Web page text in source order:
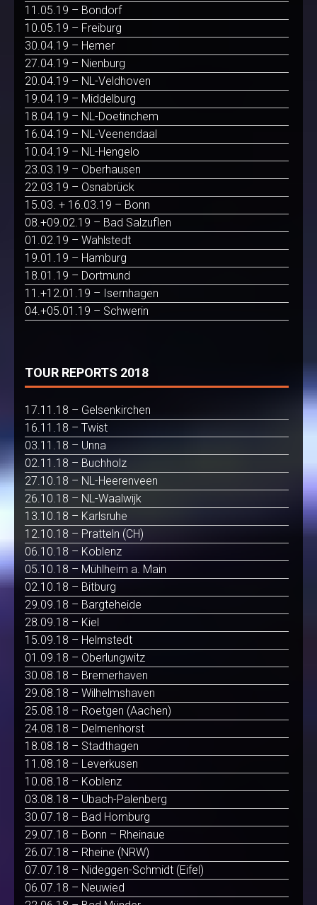
11.05.19 – Bondorf
10.05.19 – Freiburg
30.04.19 – Hemer
27.04.19 – Nienburg
20.04.19 – NL-Veldhoven
19.04.19 – Middelburg
18.04.19 – NL-Doetinchem
16.04.19 – NL-Veenendaal
10.04.19 – NL-Hengelo
23.03.19 – Oberhausen
22.03.19 – Osnabrück
15.03. + 16.03.19 – Bonn
08.+09.02.19 – Bad Salzuflen
01.02.19 – Wahlstedt
19.01.19 – Hamburg
18.01.19 – Dortmund
11.+12.01.19 – Isernhagen
04.+05.01.19 – Schwerin
TOUR REPORTS 2018
17.11.18 – Gelsenkirchen
16.11.18 – Twist
03.11.18 – Unna
02.11.18 – Buchholz
27.10.18 – NL-Heerenveen
26.10.18 – NL-Waalwijk
13.10.18 – Karlsruhe
12.10.18 – Pratteln (CH)
06.10.18 – Koblenz
05.10.18 – Mühlheim a. Main
02.10.18 – Bitburg
29.09.18 – Bargteheide
28.09.18 – Kiel
15.09.18 – Helmstedt
01.09.18 – Oberlungwitz
30.08.18 – Bremerhaven
29.08.18 – Wilhelmshaven
25.08.18 – Roetgen (Aachen)
24.08.18 – Delmenhorst
18.08.18 – Stadthagen
11.08.18 – Leverkusen
10.08.18 – Koblenz
03.08.18 – Übach-Palenberg
30.07.18 – Bad Homburg
29.07.18 – Bonn – Rheinaue
26.07.18 – Rheine (NRW)
07.07.18 – Nideggen-Schmidt (Eifel)
06.07.18 – Neuwied